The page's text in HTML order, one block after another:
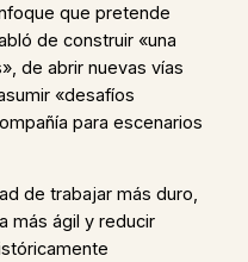
que pretende
de construir «una
de abrir nuevas vías
«desafíos
para escenarios
de trabajar más duro,
más ágil y reducir